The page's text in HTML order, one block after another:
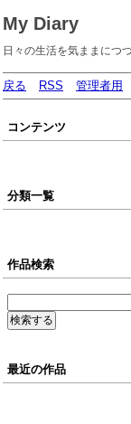
My Diary
日々の生活を気ままにつ
戻る RSS 管理者用
コンテンツ
分類一覧
作品検索
最近の作品